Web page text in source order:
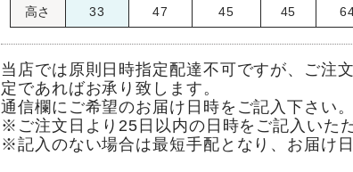
高さ 33 47 45 45
当店では原則日時指定配達不可ですが、ご注
定であればお承り致します。
通信欄にご希望のお届け日時をご記入下さい。
※ご注文日より25日以内の日時をご記入いた
※記入のない場合は最短手配となり、お届け